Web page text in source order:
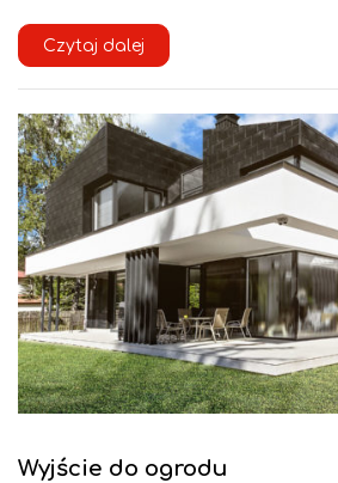
Czytaj dalej
Wyjście do ogrodu